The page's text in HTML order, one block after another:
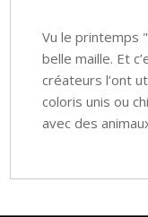
Vu le printemps
belle maille. Et
créateurs l’ont
coloris unis ou
avec des